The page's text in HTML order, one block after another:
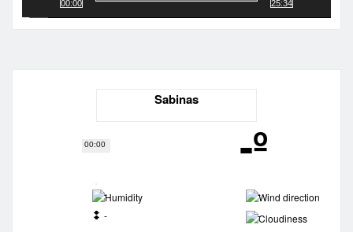
00:00
00:00
25:34
Sabinas
-º
-
-
-
-